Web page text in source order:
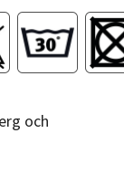
och